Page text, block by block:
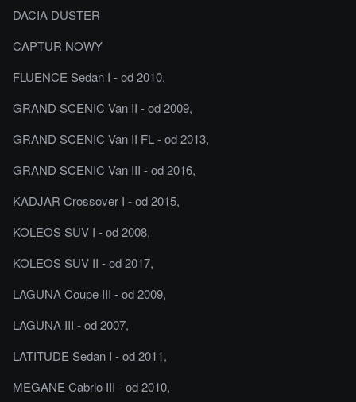
DACIA DUSTER
CAPTUR NOWY
FLUENCE Sedan I - od 2010,
GRAND SCENIC Van II - od 2009,
GRAND SCENIC Van II FL - od 2013,
GRAND SCENIC Van III - od 2016,
KADJAR Crossover I - od 2015,
KOLEOS SUV I - od 2008,
KOLEOS SUV II - od 2017,
LAGUNA Coupe III - od 2009,
LAGUNA III - od 2007,
LATITUDE Sedan I - od 2011,
MEGANE Cabrio III - od 2010,